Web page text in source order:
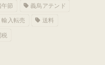
午節 義烏アテンド
輸入転売 送料
税